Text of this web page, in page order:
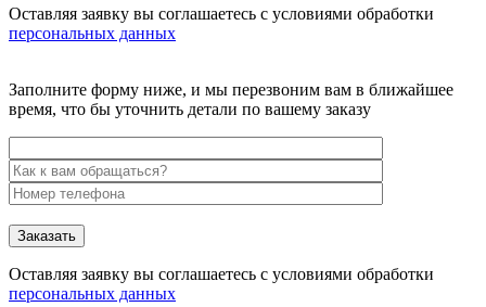
Оставляя заявку вы соглашаетесь с условиями обработки
персональных данных
Заполните форму ниже, и мы перезвоним вам в ближайшее
время, что бы уточнить детали по вашему заказу
Заказать
Оставляя заявку вы соглашаетесь с условиями обработки
персональных данных